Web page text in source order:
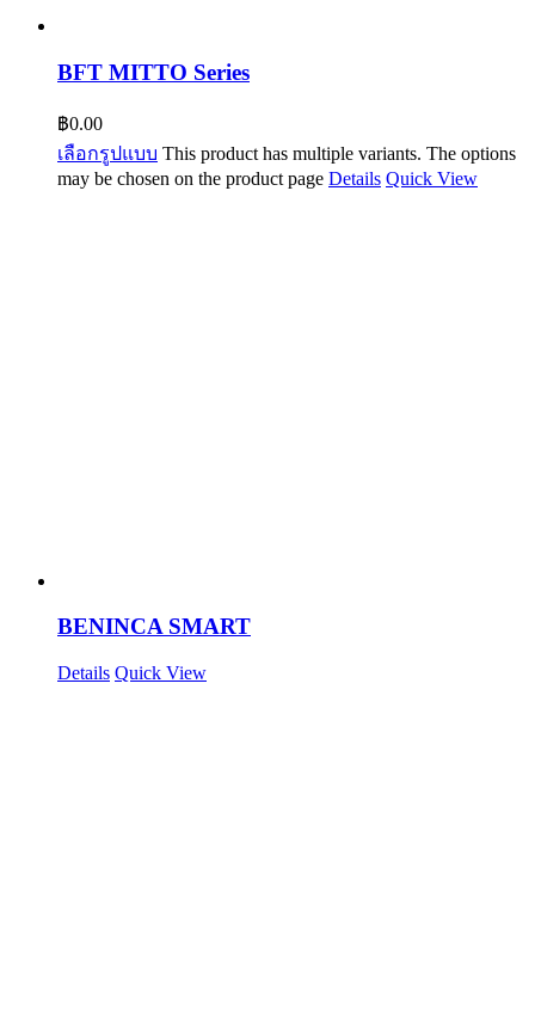
BFT MITTO Series
฿0.00
เลือกรูปแบบ This product has multiple variants. The options
may be chosen on the product page Details Quick View
BENINCA SMART
Details Quick View